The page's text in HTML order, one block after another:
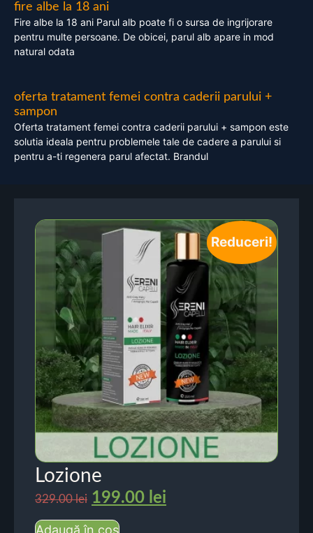
fire albe la 18 ani
Fire albe la 18 ani Parul alb poate fi o sursa de ingrijorare
pentru multe persoane. De obicei, parul alb apare in mod
natural odata
oferta tratament femei contra caderii parului +
sampon
Oferta tratament femei contra caderii parului + sampon este
solutia ideala pentru problemele tale de cadere a parului si
pentru a-ti regenera parul afectat. Brandul
Reduceri!
Lozione
329.00lei 199.00 lei
Adaugă în coș